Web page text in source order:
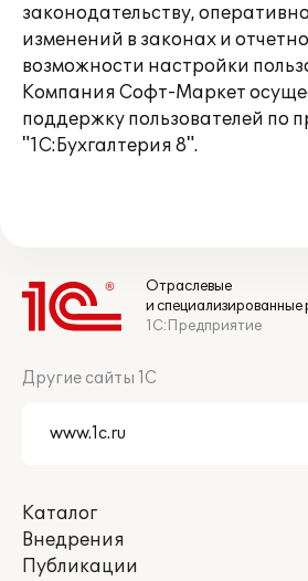
законодательству,
изменений в законах и
возможности настройки
Компания Софт-Маркет
поддержку пользователей по
"1С:Бухгалтерия 8".
Отраслевые
и специализированные
1С:Предприятие
Другие сайты 1С
Каталог
Внедрения
Публикации